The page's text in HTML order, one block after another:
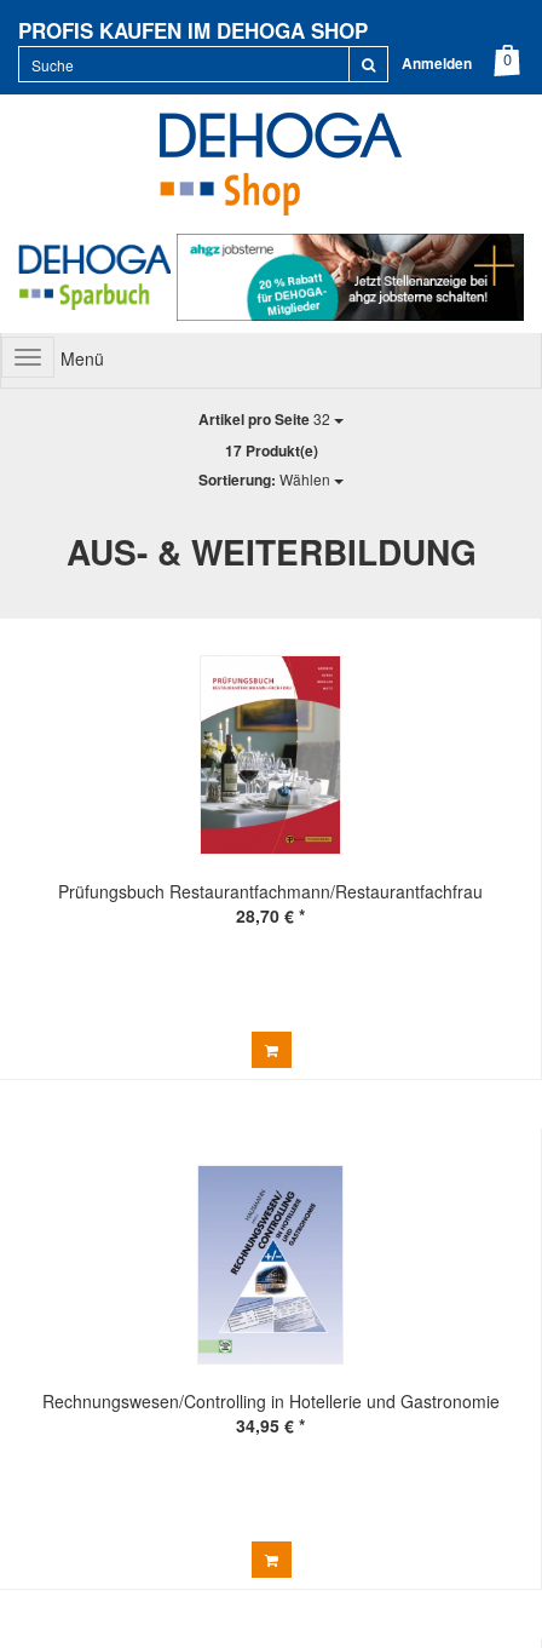
PROFIS KAUFEN IM DEHOGA SHOP
Anmelden
ToggleMenü
Artikel pro Seite32
17 Produkt(e)
Sortierung: Wählen
AUS- & WEITERBILDUNG
Prüfungsbuch Restaurantfachmann/Restaurantfachfrau
28,70 € *
Rechnungswesen/Controlling in Hotellerie und Gastronomie
34,95 € *